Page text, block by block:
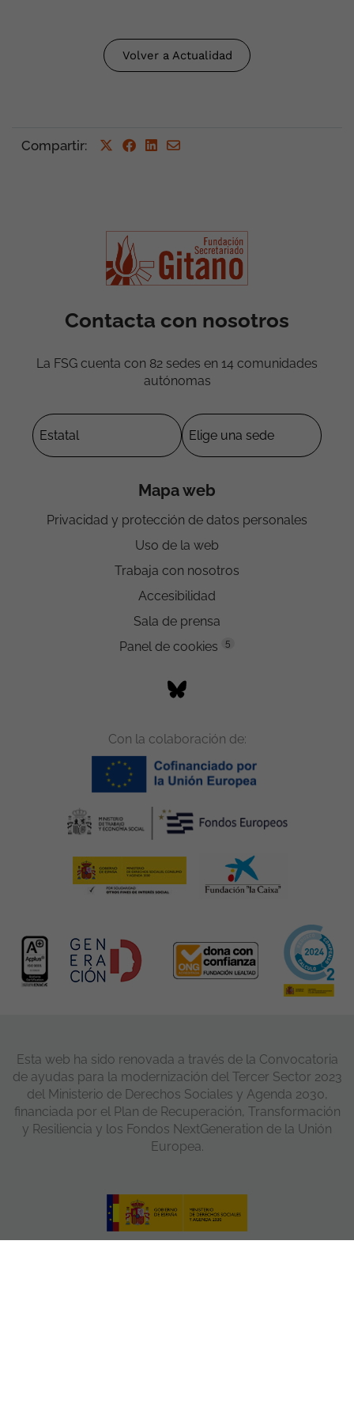
Volver a Actualidad
Compartir:
Contacta con nosotros
La FSG cuenta con 82 sedes en 14 comunidades
autónomas
Mapa web
Privacidad y protección de datos personales
Uso de la web
Trabaja con nosotros
Accesibilidad
Sala de prensa
Panel de cookies
5
Con la colaboración de:
Esta web ha sido renovada a través de la Convocatoria
de ayudas para la modernización del Tercer Sector 2023
del Ministerio de Derechos Sociales y Agenda 2030,
financiada por el Plan de Recuperación, Transformación
y Resiliencia y los Fondos NextGeneration de la Unión
Europea.